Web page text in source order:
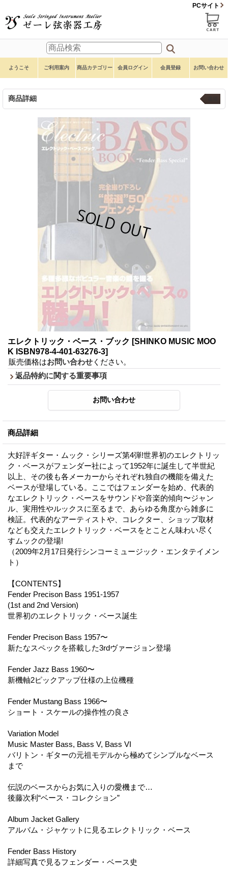
PCサイト
ようこそ ご利用案内 商品カテゴリー 会員ログイン 会員登録 お問い合わせ
商品詳細
エレクトリック・ベース・ブック [SHINKO MUSIC MOO
K ISBN978-4-401-63276-3]
販売価格はお問い合わせ ください。
返品特約に関する重要事項
商品詳細
大好評ギター・ムック・シリーズ第4弾!世界初のエレクトリッ
ク・ベースがフェンダー社によって1952年に誕生して半世紀
以上、その後も各メーカーからそれぞれ独自の機能を備えた
ベースが登場している。ここではフェンダーを始め、代表的
なエレクトリック・ベースをサウンドや音楽的傾向〜ジャン
ル、実用性やルックスに至るまで、あらゆる角度から雑多に
検証。代表的なアーティストや、コレクター、ショップ取材
なども交えたエレクトリック・ベースをとことん味わい尽く
すムックの登場!
（2009年2月17日発行シンコーミュージック・エンタテイメン
ト）
【CONTENTS】
Fender Precison Bass 1951-1957
(1st and 2nd Version)
世界初のエレクトリック・ベース誕生
Fender Precison Bass 1957〜
新たなスペックを搭載した3rdヴァージョン登場
Fender Jazz Bass 1960〜
新機軸2ピックアップ仕様の上位機種
Fender Mustang Bass 1966〜
ショート・スケールの操作性の良さ
Variation Model
Music Master Bass, Bass V, Bass VI
バリトン・ギターの元祖モデルから極めてシンプルなベース
まで
伝説のベースからお気に入りの愛機まで…
後藤次利“ベース・コレクション”
Album Jacket Gallery
アルバム・ジャケットに見るエレクトリック・ベース
Fender Bass History
詳細写真で見るフェンダー・ベース史